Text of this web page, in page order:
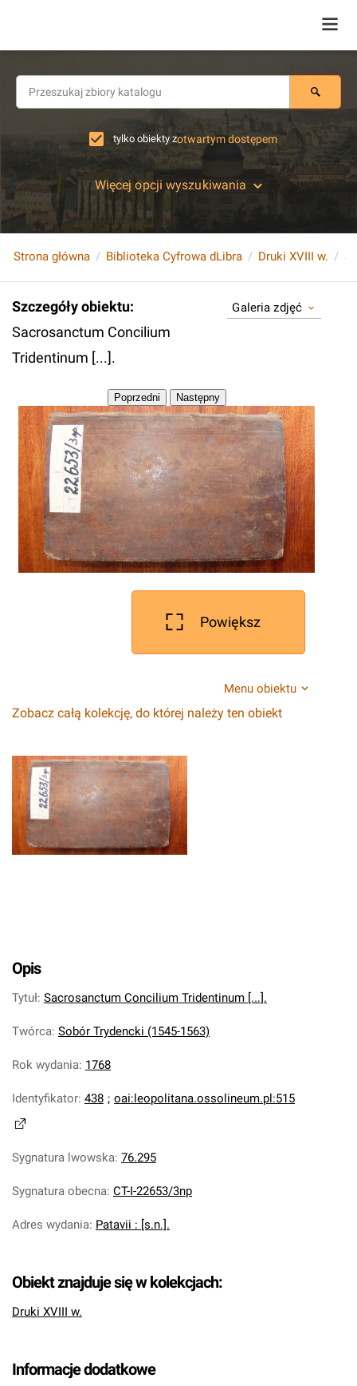
tylko obiekty zotwartym dostępem
Więcej opcji wyszukiwania
Strona główna Biblioteka Cyfrowa dLibra Druki XVIII w.
Szczegóły obiektu:
Sacrosanctum Concilium
Tridentinum [...].
Galeria zdjęć
Powiększ
Menu obiektu
Zobacz całą kolekcję, do której należy ten obiekt
Opis
Tytuł: Sacrosanctum Concilium Tridentinum [...].
Twórca: Sobór Trydencki (1545-1563)
Rok wydania: 1768
Identyfikator: 438 ; oai:leopolitana.ossolineum.pl:515
Sygnatura lwowska: 76.295
Sygnatura obecna: CT-I-22653/3np
Adres wydania: Patavii : [s.n.].
Obiekt znajduje się w kolekcjach:
Druki XVIII w.
Informacje dodatkowe